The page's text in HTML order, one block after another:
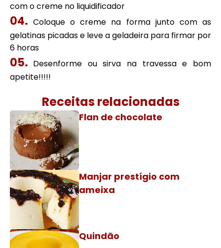
com o creme no liquidificador
Coloque o creme na forma junto com as
gelatinas picadas e leve a geladeira para firmar por
6 horas
Desenforme ou sirva na travessa e bom
apetite!!!!!
Receitas relacionadas
Flan de chocolate
Manjar prestígio com
ameixa
Quindão